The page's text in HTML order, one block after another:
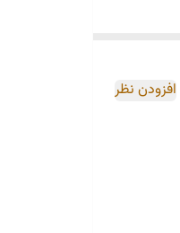
افزودن نظر